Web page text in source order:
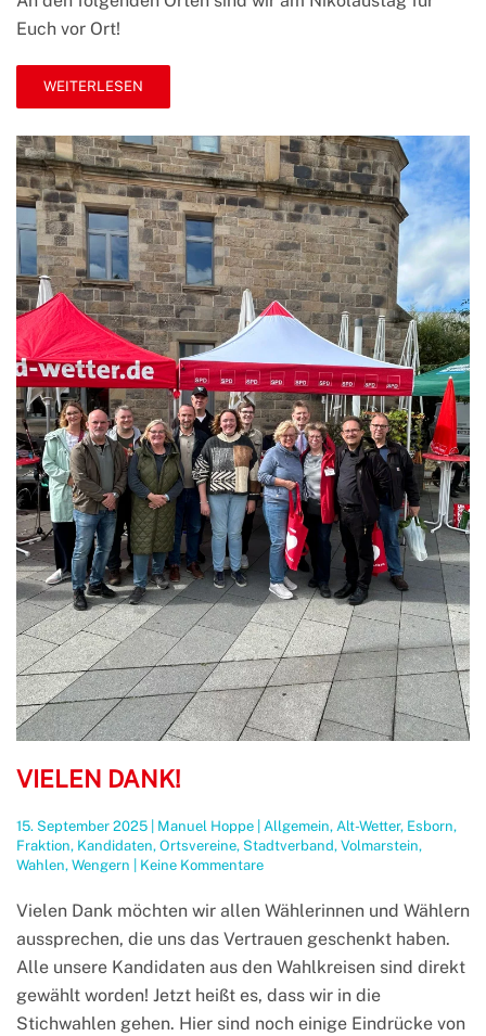
6.12.
Euch vor Ort!
WEITERLESEN
VIELEN DANK!
15. September 2025 | Manuel Hoppe | Allgemein, Alt-Wetter, Esborn,
Fraktion, Kandidaten, Ortsvereine, Stadtverband, Volmarstein,
Wahlen, Wengern | Keine Kommentarezu
Dank!
Vielen Dank möchten wir allen Wählerinnen und Wählern
aussprechen, die uns das Vertrauen geschenkt haben.
Alle unsere Kandidaten aus den Wahlkreisen sind direkt
gewählt worden! Jetzt heißt es, dass wir in die
Stichwahlen gehen. Hier sind noch einige Eindrücke von